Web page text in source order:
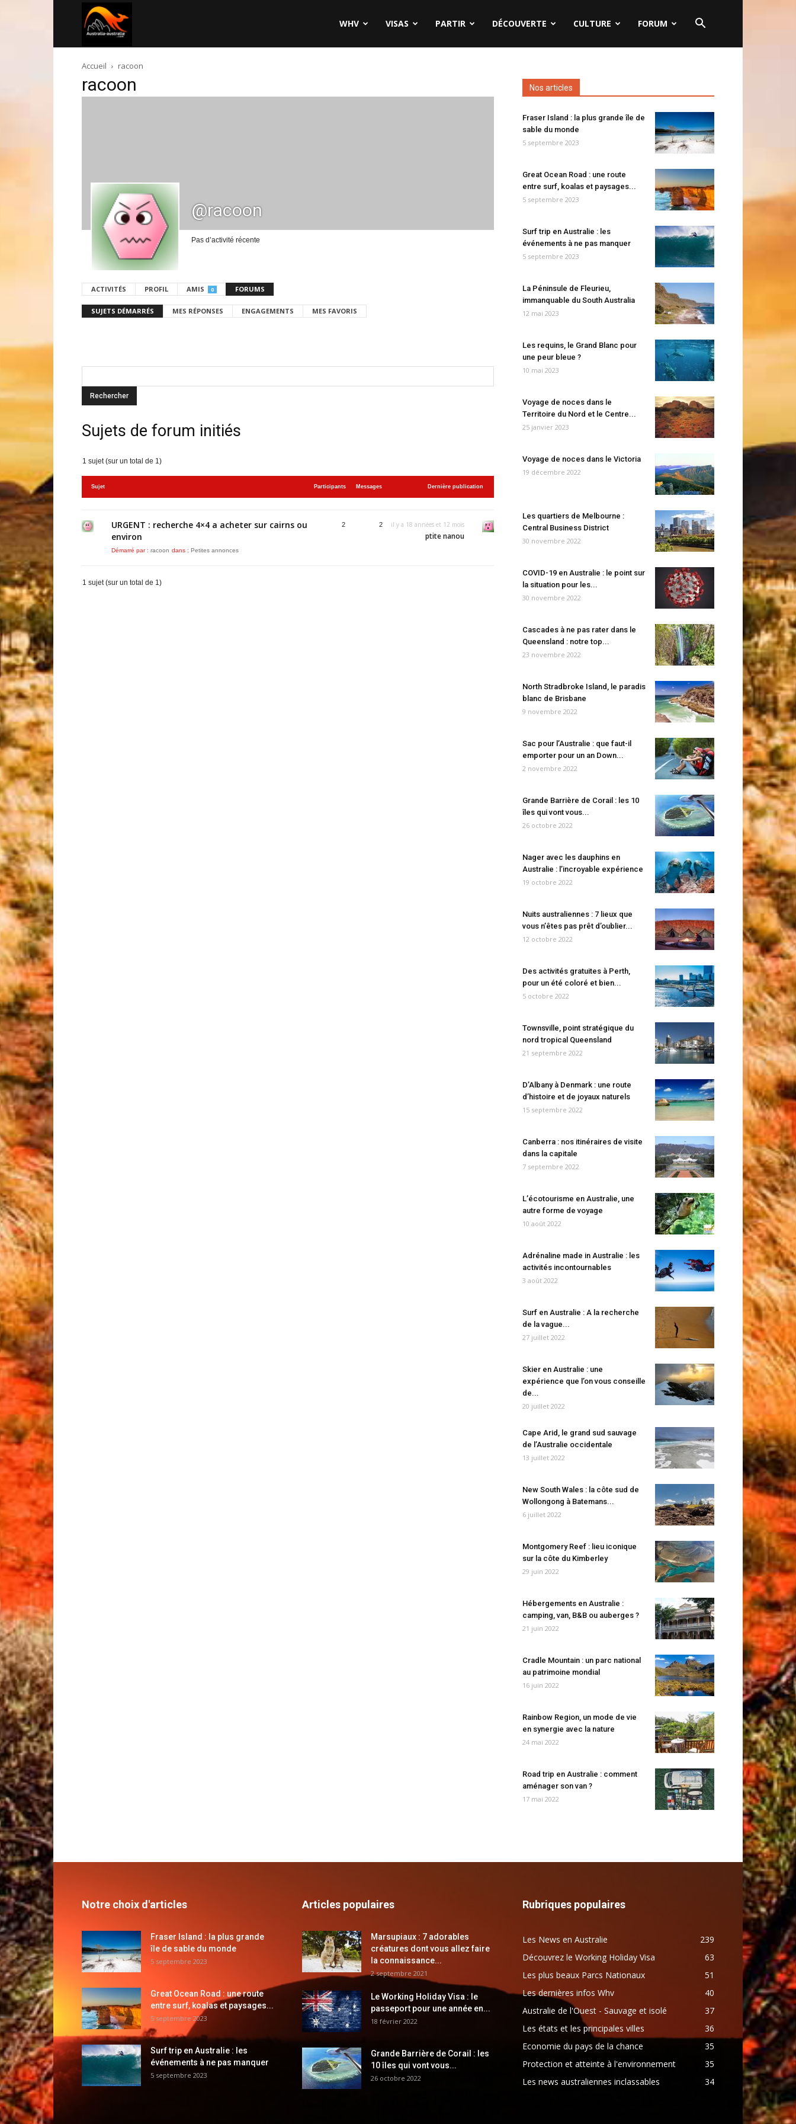
australie.com
WHV VISAS PARTIR DÉCOUVERTE CULTURE FORUM
Accueil racoon
racoon
@racoon
Pas d’activité récente
ACTIVITÉS PROFIL AMIS 0 FORUMS
SUJETS DÉMARRÉS MES RÉPONSES ENGAGEMENTS MES FAVORIS
Sujets de forum initiés
1 sujet (sur un total de 1)
Sujet Participants Messages Dernière publication
URGENT : recherche 4×4 a acheter sur cairns ou
environ
Démarré par : racoon dans : Petites annonces
2 2 il y a 18 années et 12 mois
ptite nanou
1 sujet (sur un total de 1)
Nos articles
Fraser Island : la plus grande île de
sable du monde
5 septembre 2023
Great Ocean Road : une route
entre surf, koalas et paysages...
5 septembre 2023
Surf trip en Australie : les
événements à ne pas manquer
5 septembre 2023
La Péninsule de Fleurieu,
immanquable du South Australia
12 mai 2023
Les requins, le Grand Blanc pour
une peur bleue ?
10 mai 2023
Voyage de noces dans le
Territoire du Nord et le Centre...
25 janvier 2023
Voyage de noces dans le Victoria
19 décembre 2022
Les quartiers de Melbourne :
Central Business District
30 novembre 2022
COVID-19 en Australie : le point sur
la situation pour les...
30 novembre 2022
Cascades à ne pas rater dans le
Queensland : notre top...
23 novembre 2022
North Stradbroke Island, le paradis
blanc de Brisbane
9 novembre 2022
Sac pour l’Australie : que faut-il
emporter pour un an Down...
2 novembre 2022
Grande Barrière de Corail : les 10
îles qui vont vous...
26 octobre 2022
Nager avec les dauphins en
Australie : l’incroyable expérience
19 octobre 2022
Nuits australiennes : 7 lieux que
vous n’êtes pas prêt d’oublier...
12 octobre 2022
Des activités gratuites à Perth,
pour un été coloré et bien...
5 octobre 2022
Townsville, point stratégique du
nord tropical Queensland
21 septembre 2022
D’Albany à Denmark : une route
d’histoire et de joyaux naturels
15 septembre 2022
Canberra : nos itinéraires de visite
dans la capitale
7 septembre 2022
L’écotourisme en Australie, une
autre forme de voyage
10 août 2022
Adrénaline made in Australie : les
activités incontournables
3 août 2022
Surf en Australie : A la recherche
de la vague...
27 juillet 2022
Skier en Australie : une
expérience que l’on vous conseille
de...
20 juillet 2022
Cape Arid, le grand sud sauvage
de l’Australie occidentale
13 juillet 2022
New South Wales : la côte sud de
Wollongong à Batemans...
6 juillet 2022
Montgomery Reef : lieu iconique
sur la côte du Kimberley
29 juin 2022
Hébergements en Australie :
camping, van, B&B ou auberges ?
21 juin 2022
Cradle Mountain : un parc national
au patrimoine mondial
16 juin 2022
Rainbow Region, un mode de vie
en synergie avec la nature
24 mai 2022
Road trip en Australie : comment
aménager son van ?
17 mai 2022
Notre choix d'articles
Fraser Island : la plus grande
île de sable du monde
5 septembre 2023
Great Ocean Road : une route
entre surf, koalas et paysages...
5 septembre 2023
Surf trip en Australie : les
événements à ne pas manquer
5 septembre 2023
Articles populaires
Marsupiaux : 7 adorables
créatures dont vous allez faire
la connaissance...
2 septembre 2021
Le Working Holiday Visa : le
passeport pour une année en...
18 février 2022
Grande Barrière de Corail : les
10 îles qui vont vous...
26 octobre 2022
Rubriques populaires
Les News en Australie
239
Découvrez le Working Holiday Visa
63
Les plus beaux Parcs Nationaux
51
Les dernières infos Whv
40
Australie de l'Ouest - Sauvage et isolé
37
Les états et les principales villes
36
Economie du pays de la chance
35
Protection et atteinte à l'environnement
35
Les news australiennes inclassables
34